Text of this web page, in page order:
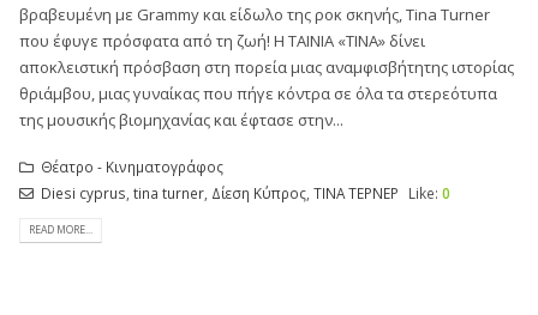
βραβευμένη με Grammy και είδωλο της ροκ σκηνής, Tina Turner
που έφυγε πρόσφατα από τη ζωή! Η ΤΑΙΝΙΑ «ΤΙΝΑ» δίνει
αποκλειστική πρόσβαση στη πορεία μιας αναμφισβήτητης ιστορίας
θριάμβου, μιας γυναίκας που πήγε κόντρα σε όλα τα στερεότυπα
της μουσικής βιομηχανίας και έφτασε στην...
Θέατρο - Κινηματογράφος
Diesi cyprus tina turner, Δίεση Κύπρος, ΤΙΝΑ ΤΕΡΝΕΡ Like: 0
READ MORE...